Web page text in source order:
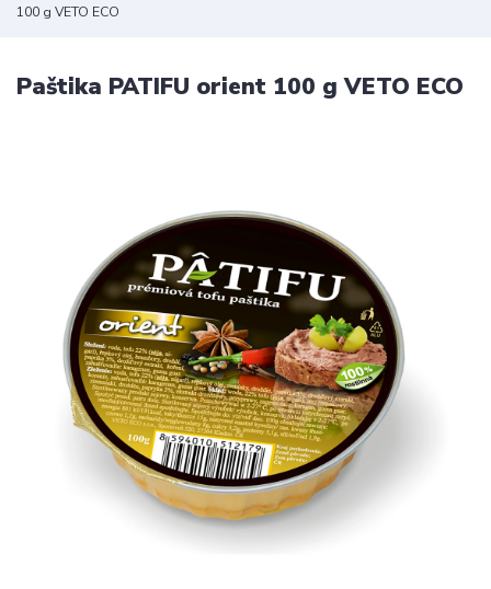
100 g VETO ECO
Paštika PATIFU orient 100 g VETO ECO